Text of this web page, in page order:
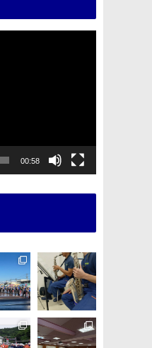
00:58